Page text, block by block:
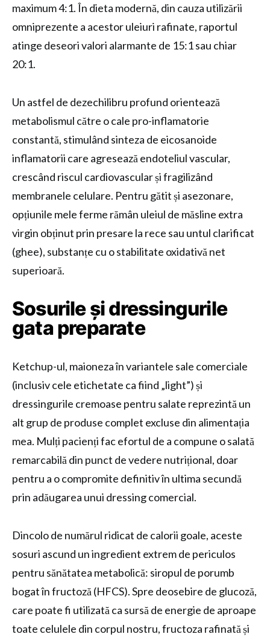
maximum 4:1. În dieta modernă, din cauza utilizării
omniprezente a acestor uleiuri rafinate, raportul
atinge deseori valori alarmante de 15:1 sau chiar
20:1.
Un astfel de dezechilibru profund orientează
metabolismul către o cale pro-inflamatorie
constantă, stimulând sinteza de eicosanoide
inflamatorii care agresează endoteliul vascular,
crescând riscul cardiovascular și fragilizând
membranele celulare. Pentru gătit și asezonare,
opțiunile mele ferme rămân uleiul de măsline extra
virgin obținut prin presare la rece sau untul clarificat
(ghee), substanțe cu o stabilitate oxidativă net
superioară.
Sosurile și dressingurile
gata preparate
Ketchup-ul, maioneza în variantele sale comerciale
(inclusiv cele etichetate ca fiind „light”) și
dressingurile cremoase pentru salate reprezintă un
alt grup de produse complet excluse din alimentația
mea. Mulți pacienți fac efortul de a compune o salată
remarcabilă din punct de vedere nutrițional, doar
pentru a o compromite definitiv în ultima secundă
prin adăugarea unui dressing comercial.
Dincolo de numărul ridicat de calorii goale, aceste
sosuri ascund un ingredient extrem de periculos
pentru sănătatea metabolică: siropul de porumb
bogat în fructoză (HFCS). Spre deosebire de glucoză,
care poate fi utilizată ca sursă de energie de aproape
toate celulele din corpul nostru, fructoza rafinată și